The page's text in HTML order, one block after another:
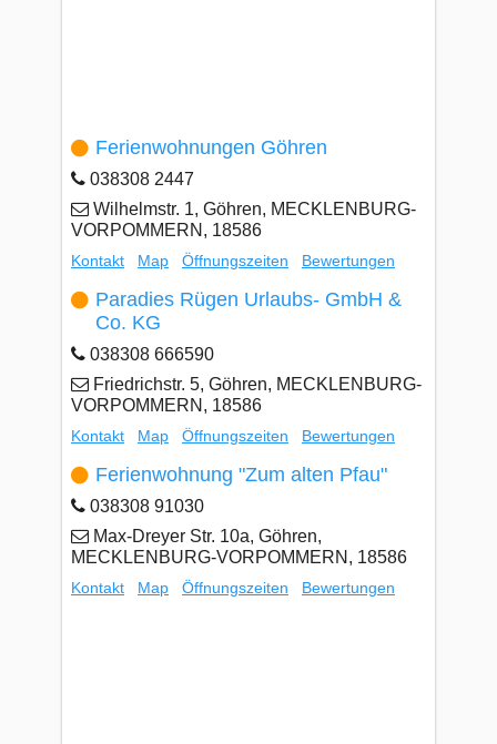
Ferienwohnungen Göhren
038308 2447
Wilhelmstr. 1, Göhren, MECKLENBURG-
VORPOMMERN, 18586
Kontakt Map Öffnungszeiten Bewertungen
Paradies Rügen Urlaubs- GmbH &
Co. KG
038308 666590
Friedrichstr. 5, Göhren, MECKLENBURG-
VORPOMMERN, 18586
Kontakt Map Öffnungszeiten Bewertungen
Ferienwohnung "Zum alten Pfau"
038308 91030
Max-Dreyer Str. 10a, Göhren,
MECKLENBURG-VORPOMMERN, 18586
Kontakt Map Öffnungszeiten Bewertungen